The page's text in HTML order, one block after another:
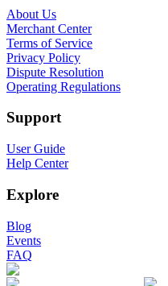
About Us
Merchant Center
Terms of Service
Privacy Policy
Dispute Resolution
Operating Regulations
Support
User Guide
Help Center
Explore
Blog
Events
FAQ